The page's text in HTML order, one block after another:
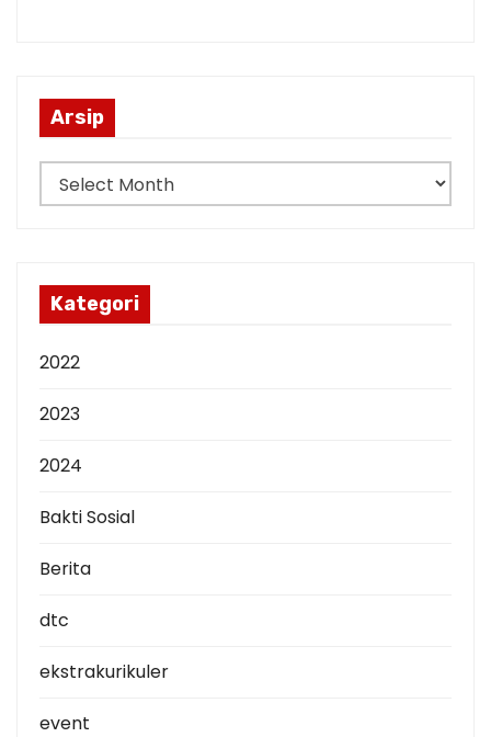
i
o
n
Arsip
r
Kategori
2022
2023
2024
Bakti Sosial
Berita
dtc
ekstrakurikuler
event